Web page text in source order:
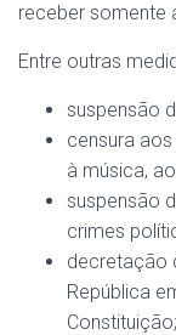
receber somente
Entre outras
suspensão
censura
à música,
suspensão
crimes
decretação
República
Constituição;